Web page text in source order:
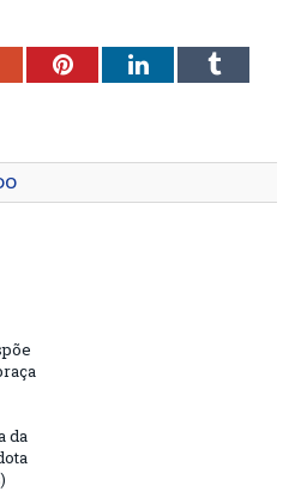
PinterestLinkedInTumblr
da